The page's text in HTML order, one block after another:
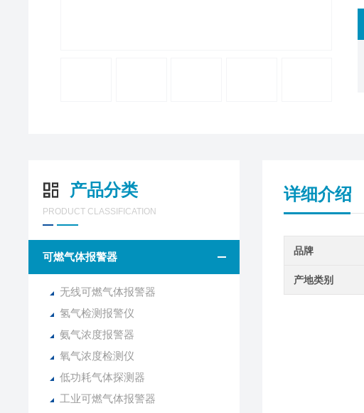
产品分类
PRODUCT CLASSIFICATION
可燃气体报警器
无线可燃气体报警器
氢气检测报警仪
氨气浓度报警器
氧气浓度检测仪
低功耗气体探测器
工业可燃气体报警器
详细介绍
品牌
产地类别